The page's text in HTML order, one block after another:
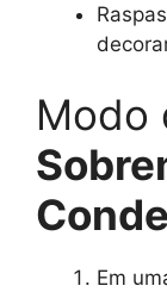
Modo
Em